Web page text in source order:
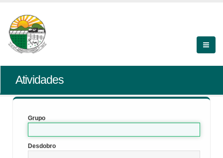
Atividades
Grupo
Desdobro